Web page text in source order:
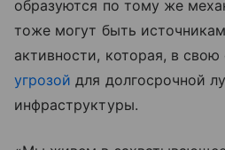
образуются по тому же
тоже могут быть
активности, которая, в
угрозой для долгосрочной
инфраструктуры.